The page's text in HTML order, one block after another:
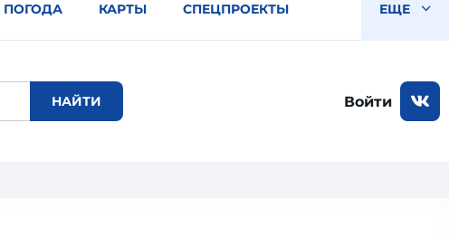
ПОГОДА КАРТЫ СПЕЦПРОЕКТЫ ЕЩЕ
Войти